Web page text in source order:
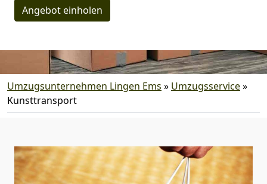
Angebot einholen
Umzugsunternehmen Lingen Ems » Umzugsservice»
Kunsttransport